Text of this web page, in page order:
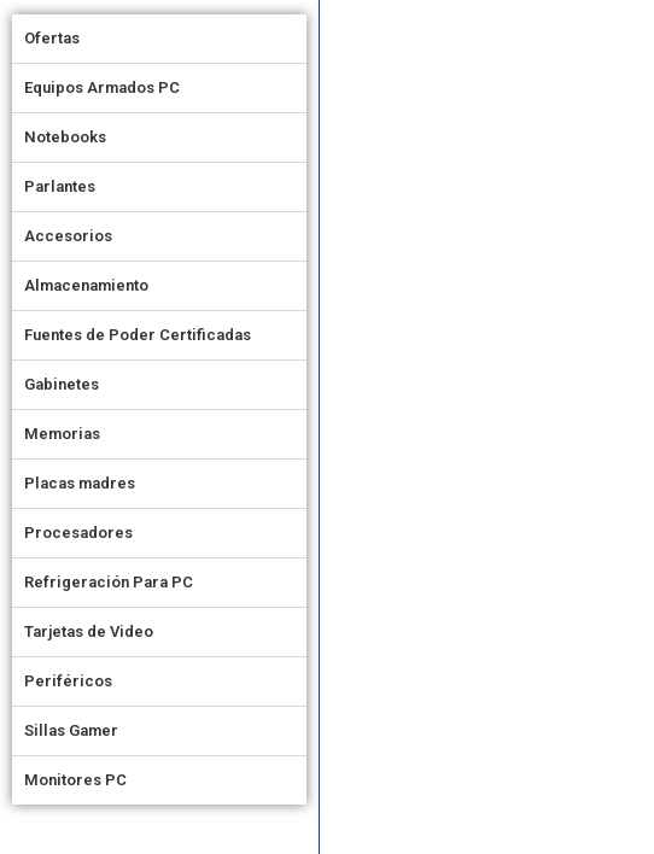
Ofertas
Equipos Armados PC
Notebooks
Parlantes
Accesorios
Almacenamiento
Fuentes de Poder Certificadas
Gabinetes
Memorias
Placas madres
Procesadores
Refrigeración Para PC
Tarjetas de Video
Periféricos
Sillas Gamer
Monitores PC